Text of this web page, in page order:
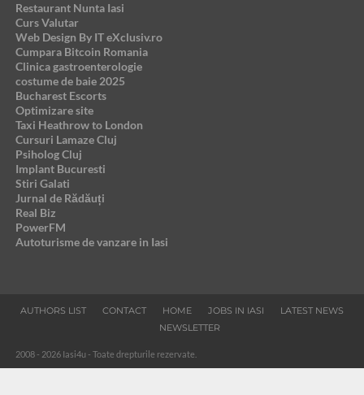
Restaurant Nunta Iasi
Curs Valutar
Web Design By IT eXclusiv.ro
Cumpara Bitcoin Romania
Clinica gastroenterologie
costume de baie 2025
Bucharest Escorts
Optimizare site
Taxi Heathrow to London
Cursuri Lamaze Cluj
Psiholog Cluj
Implant Bucuresti
Stiri Galati
Jurnal de Rădăuți
Real Biz
PowerFM
Autoturisme de vanzare in Iasi
AUTHORS LIST CONTACT HOME JOBS IN IASI
LATEST NEWS
NEWSLETTER
2008 - 2026 Iasi4u - Toate drepturile rezervate.